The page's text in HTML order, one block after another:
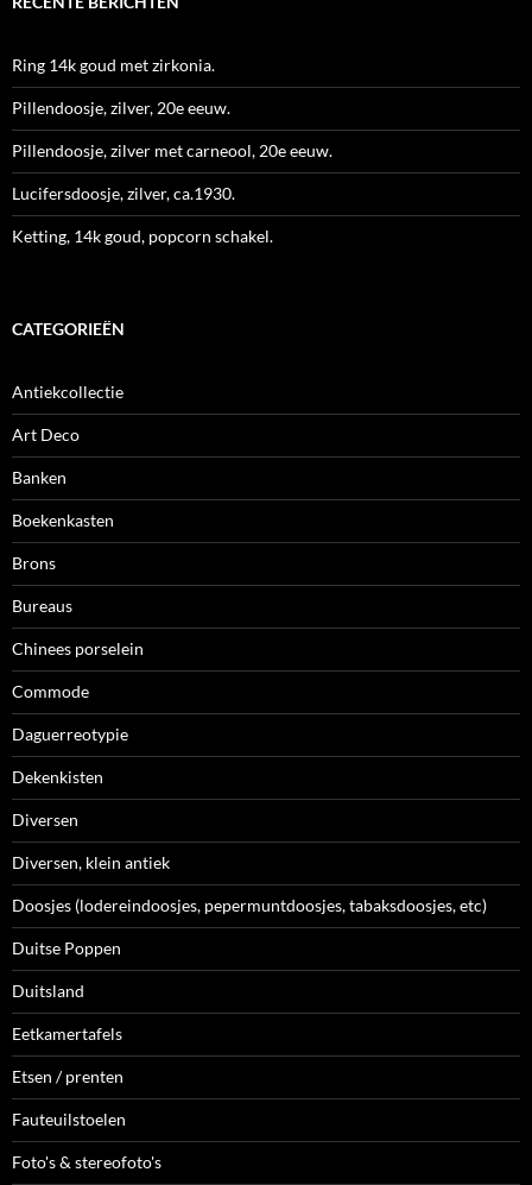
Ring 14k goud met zirkonia.
Pillendoosje, zilver, 20e eeuw.
Pillendoosje, zilver met carneool, 20e eeuw.
Lucifersdoosje, zilver, ca.1930.
Ketting, 14k goud, popcorn schakel.
CATEGORIEËN
Antiekcollectie
Art Deco
Banken
Boekenkasten
Brons
Bureaus
Chinees porselein
Commode
Daguerreotypie
Dekenkisten
Diversen
Diversen, klein antiek
Doosjes (lodereindoosjes, pepermuntdoosjes, tabaksdoosjes, etc)
Duitse Poppen
Duitsland
Eetkamertafels
Etsen / prenten
Fauteuilstoelen
Foto's & stereofoto's